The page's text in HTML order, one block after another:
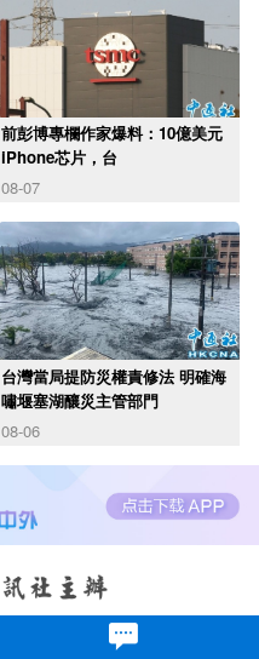
前彭博專欄作家爆料：10億美元
iPhone芯片，台
08-07
台灣當局提防災權責修法 明確海
嘯堰塞湖釀災主管部門
08-06